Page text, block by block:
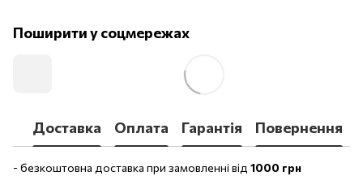
Поширити у соцмережах
Доставка Оплата Гарантія Повернення
- безкоштовна доставка при замовленні від 1000 грн